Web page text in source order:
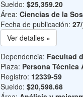
Sueldo: $25,359.20
Área: Ciencias de la
Fecha de publicación:
Ver detalles »
Dependencia: Facultad
Plaza: Persona Técnica
Registro: 12339-59
Sueldo: $20,598.68